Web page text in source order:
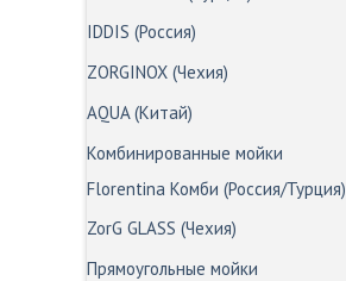
IDDIS (Россия)
ZORGINOX (Чехия)
AQUA (Китай)
Комбинированные мойки
Florentina Комби (Россия/Турция)
ZorG GLASS (Чехия)
Прямоугольные мойки